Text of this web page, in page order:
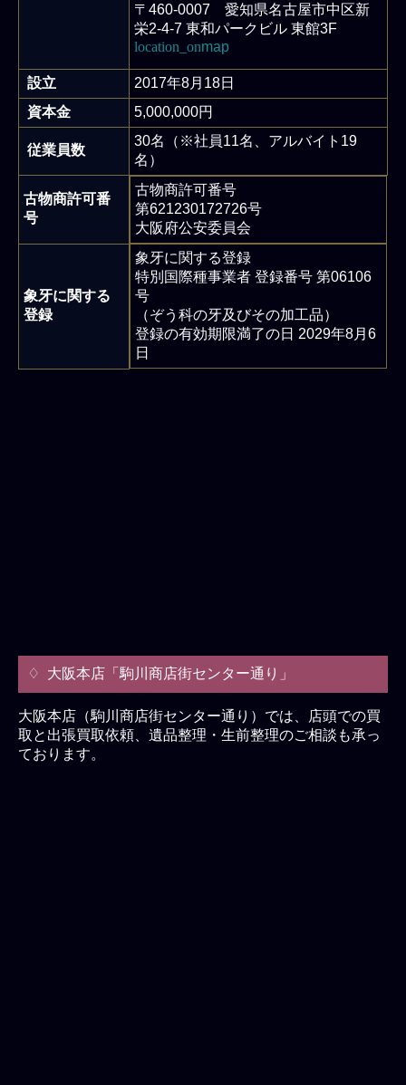
〒460-0007 愛知県名古屋市中区新
栄2-4-7 東和パークビル 東館3F
location_onmap
設立
2017年8月18日
資本金
5,000,000円
従業員数
30名（※社員11名、アルバイト19
名）
古物商許可番
号
古物商許可番号
第621230172726号
大阪府公安委員会
象牙に関する
登録
象牙に関する登録
特別国際種事業者 登録番号 第06106
号
（ぞう科の牙及びその加工品）
登録の有効期限満了の日 2029年8月6
日
大阪本店「駒川商店街センター通り」
大阪本店（駒川商店街センター通り）では、店頭での買
取と出張買取依頼、遺品整理・生前整理のご相談も承っ
ております。